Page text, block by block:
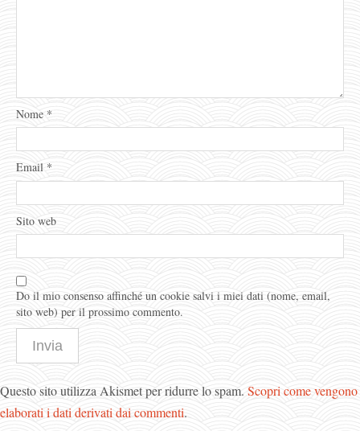
Nome *
Email *
Sito web
Do il mio consenso affinché un cookie salvi i miei dati (nome, email,
sito web) per il prossimo commento.
Questo sito utilizza Akismet per ridurre lo spam. Scopri come vengono
elaborati i dati derivati dai commenti.